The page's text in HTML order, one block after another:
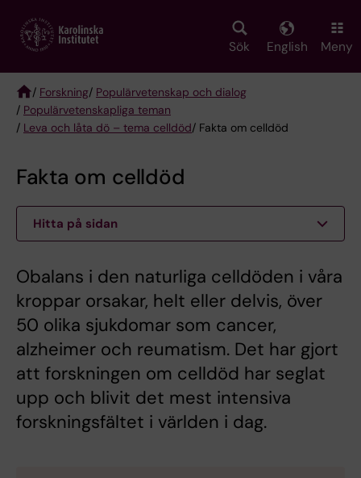
main
Sök English Meny
Breadcrumb
/ Forskning/ Populärvetenskap och dialog
/ Populärvetenskapliga teman
/ Leva och låta dö – tema celldöd/ Fakta om celldöd
Fakta om celldöd
Hitta på sidan
Obalans i den naturliga celldöden i våra
kroppar orsakar, helt eller delvis, över
50 olika sjukdomar som cancer,
alzheimer och reumatism. Det har gjort
att forskningen om celldöd har seglat
upp och blivit det mest intensiva
forskningsfältet i världen i dag.